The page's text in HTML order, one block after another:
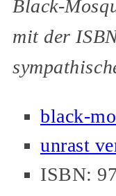
Black-
mit der
black-
unrast
ISBN: